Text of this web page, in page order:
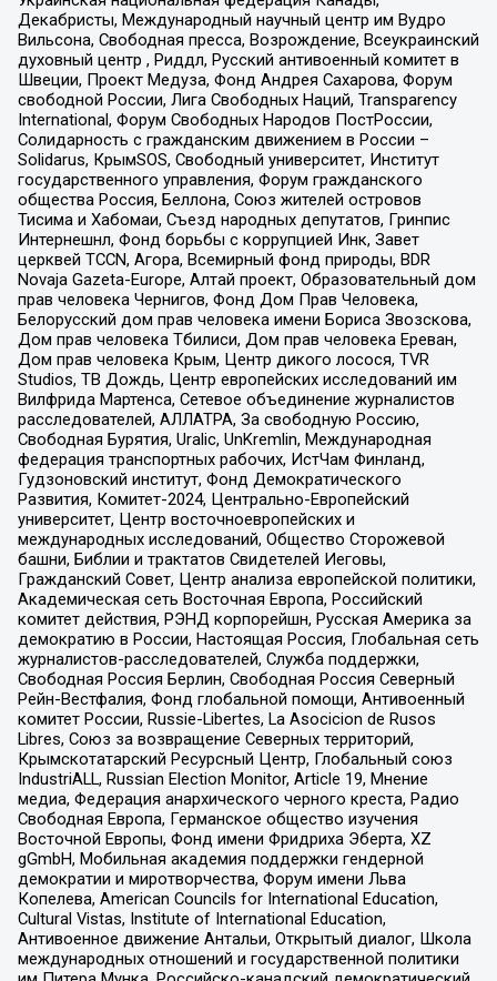
Декабристы, Международный научный центр им Вудро
Вильсона, Свободная пресса, Возрождение, Всеукраинский
духовный центр , Риддл, Русский антивоенный комитет в
Швеции, Проект Медуза, Фонд Андрея Сахарова, Форум
свободной России, Лига Свободных Наций, Transparеncy
International, Форум Свободных Народов ПостРоссии,
Солидарность с гражданским движением в России –
Solidarus, КрымSOS, Свободный университет, Институт
государственного управления, Форум гражданского
общества Россия, Беллона, Союз жителей островов
Тисима и Хабомаи, Съезд народных депутатов, Гринпис
Интернешнл, Фонд борьбы с коррупцией Инк, Завет
церквей TCCN, Агора, Всемирный фонд природы, BDR
Novaja Gazeta-Europe, Алтай проект, Образовательный дом
прав человека Чернигов, Фонд Дом Прав Человека,
Белорусский дом прав человека имени Бориса Звозскова,
Дом прав человека Тбилиси, Дом прав человека Ереван,
Дом прав человека Крым, Центр дикого лосося, TVR
Studios, ТВ Дождь, Центр европейских исследований им
Вилфрида Мартенса, Сетевое объединение журналистов
расследователей, АЛЛАТРА, За свободную Россию,
Свободная Бурятия, Uralic, UnKremlin, Международная
федерация транспортных рабочих, ИстЧам Финланд,
Гудзоновский институт, Фонд Демократического
Развития, Комитет-2024, Центрально-Европейский
университет, Центр восточноевропейских и
международных исследований, Общество Сторожевой
башни, Библии и трактатов Свидетелей Иеговы,
Гражданский Совет, Центр анализа европейской политики,
Академическая сеть Восточная Европа, Российский
комитет действия, РЭНД корпорейшн, Русская Америка за
демократию в России, Настоящая Россия, Глобальная сеть
журналистов-расследователей, Служба поддержки,
Свободная Россия Берлин, Свободная Россия Северный
Рейн-Вестфалия, Фонд глобальной помощи, Антивоенный
комитет России, Russie-Libertes, La Asocicion de Rusos
Libres, Союз за возвращение Северных территорий,
Крымскотатарский Ресурсный Центр, Глобальный союз
IndustriALL, Russian Election Monitor, Article 19, Мнение
медиа, Федерация анархического черного креста, Радио
Свободная Европа, Германское общество изучения
Восточной Европы, Фонд имени Фридриха Эберта, XZ
gGmbH, Мобильная академия поддержки гендерной
демократии и миротворчества, Форум имени Льва
Копелева, American Councils for International Education,
Cultural Vistas, Institute of International Education,
Антивоенное движение Антальи, Открытый диалог, Школа
международных отношений и государственной политики